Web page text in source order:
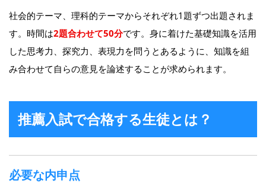
社会的テーマ、理科的テーマからそれぞれ1題ずつ出題されま
す。時間は2題合わせて50分です。身に着けた基礎知識を活用
した思考力、探究力、表現力を問うとあるように、知識を組
み合わせて自らの意見を論述することが求められます。
推薦入試で合格する生徒とは？
必要な内申点